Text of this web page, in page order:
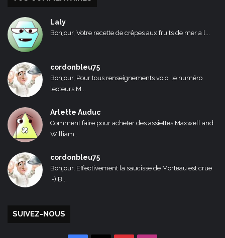
Laly
Bonjour, Votre recette de crêpes aux fruits de mer a l...
cordonbleu75
Bonjour, Pour tous renseignements voici le numéro
lecteurs M...
Arlette Auduc
Comment faire pour acheter des assiettes Maxwell and
William...
cordonbleu75
Bonjour, Effectivement la saucisse de Morteau est crue
:-) B...
SUIVEZ-NOUS